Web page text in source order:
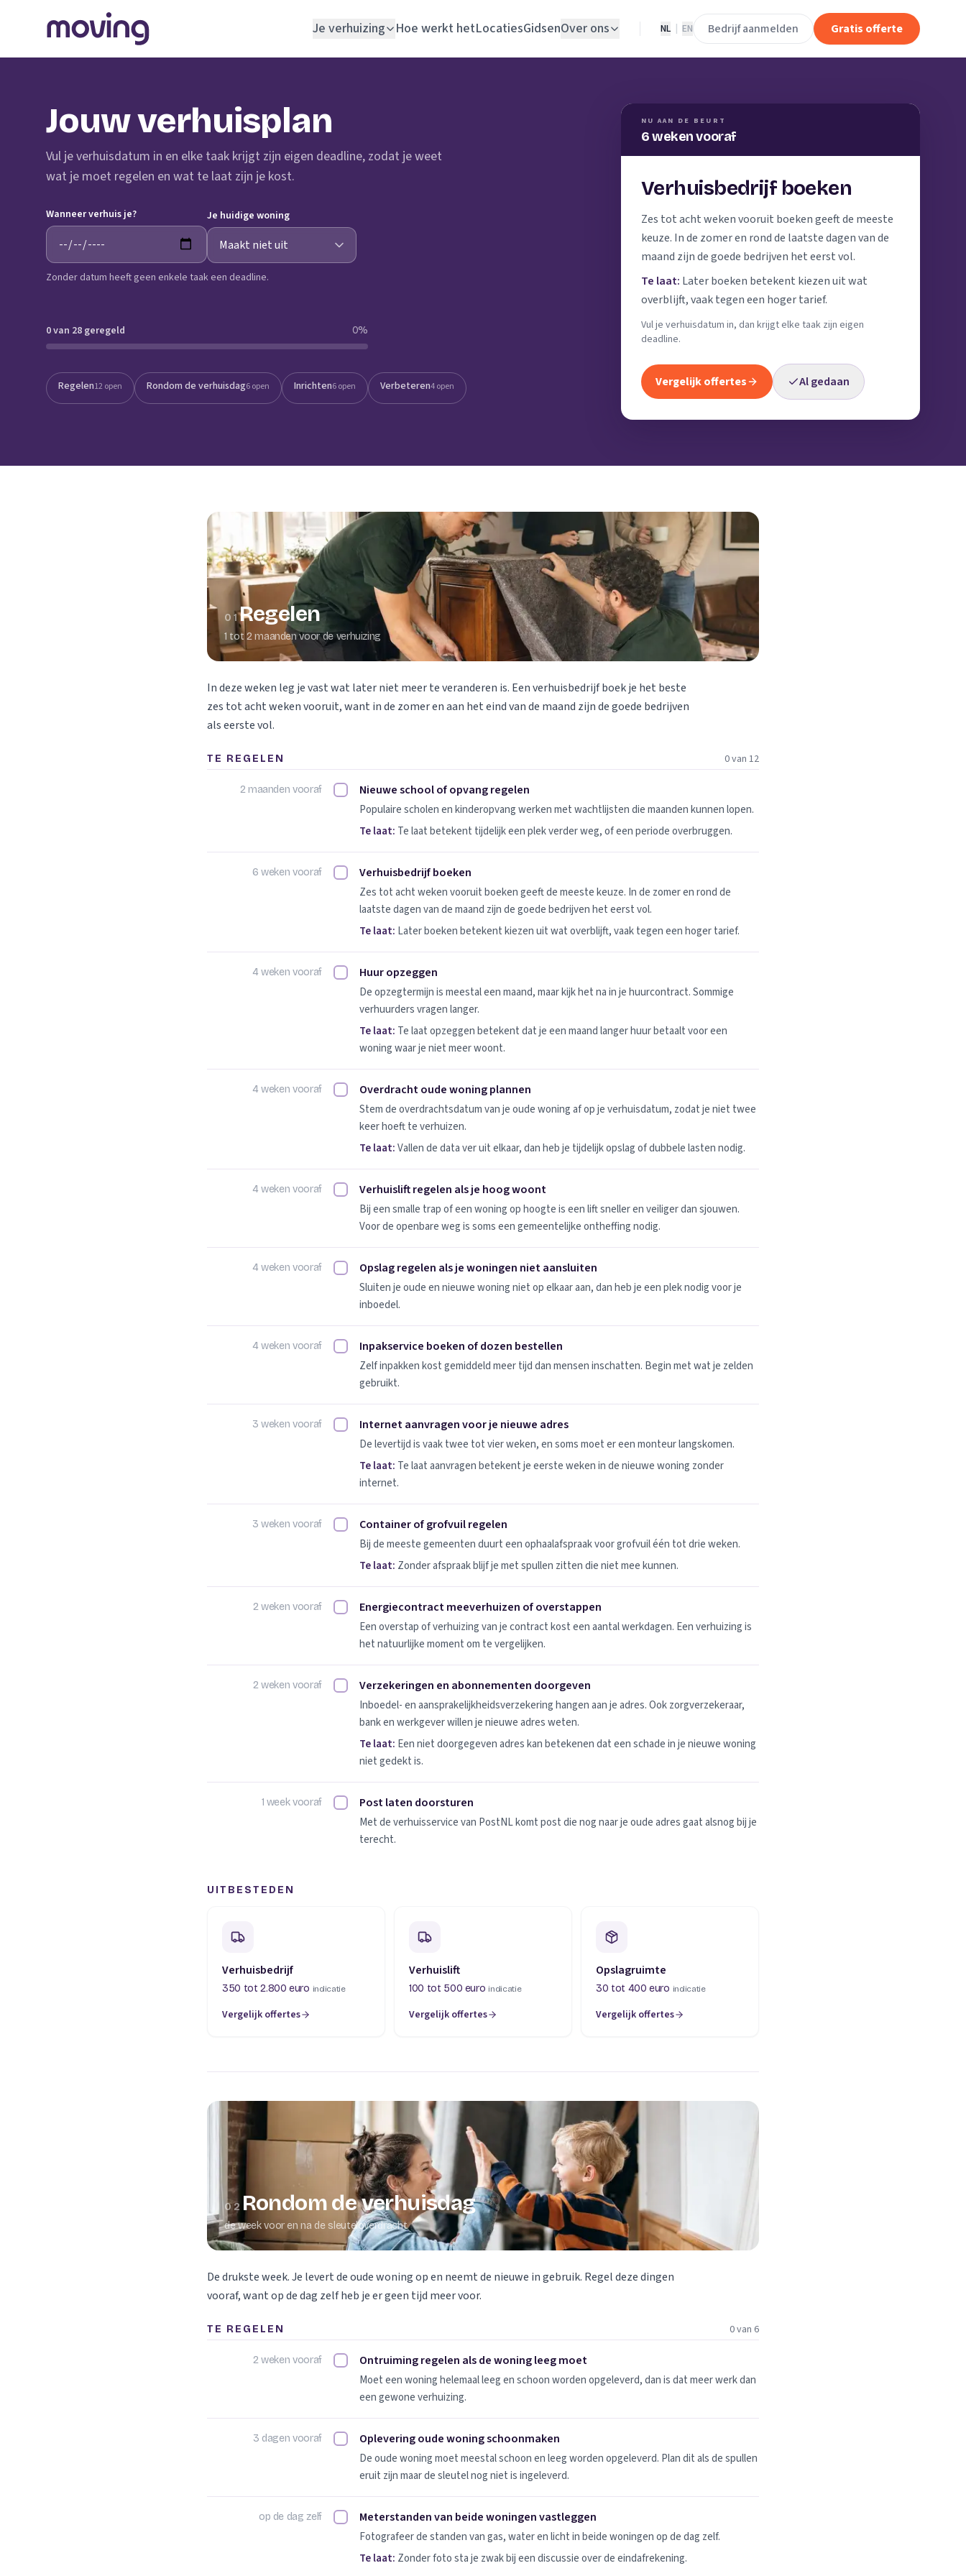
Je verhuizing
Opslagruimte
Schoonmaakbedrijf
Schildersbedrijf
Klusjesman
Loodgieter
Slotenmaker
Hoe werkt hetLocatiesGidsenOver ons NL EN Bedrijf aanmelden Gratis offerte
Jouw verhuisplan
Vul je verhuisdatum in en elke taak krijgt zijn eigen deadline, zodat je weet
wat je moet regelen en wat te laat zijn je kost.
Wanneer verhuis je? Je huidige woning
Zonder datum heeft geen enkele taak een deadline.
NU AAN DE BEURT
6 weken vooraf
Verhuisbedrijf boeken
Zes tot acht weken vooruit boeken geeft de meeste
keuze. In de zomer en rond de laatste dagen van de
maand zijn de goede bedrijven het eerst vol.
Te laat: Later boeken betekent kiezen uit wat
overblijft, vaak tegen een hoger tarief.
Vul je verhuisdatum in, dan krijgt elke taak zijn eigen
deadline.
Vergelijk offertes Al gedaan
0 van 28 geregeld 0%
Regelen12 open Rondom de verhuisdag6 open Inrichten6 open Verbeteren4 open
01Regelen
1 tot 2 maanden voor de verhuizing
In deze weken leg je vast wat later niet meer te veranderen is. Een verhuisbedrijf boek je het beste
zes tot acht weken vooruit, want in de zomer en aan het eind van de maand zijn de goede bedrijven
als eerste vol.
TE REGELEN 0 van 12
2 maanden vooraf Nieuwe school of opvang regelen afvinken
Nieuwe school of opvang regelen
Populaire scholen en kinderopvang werken met wachtlijsten die maanden kunnen lopen.
Te laat: Te laat betekent tijdelijk een plek verder weg, of een periode overbruggen.
6 weken vooraf Verhuisbedrijf boeken afvinken
Verhuisbedrijf boeken
Zes tot acht weken vooruit boeken geeft de meeste keuze. In de zomer en rond de
laatste dagen van de maand zijn de goede bedrijven het eerst vol.
Te laat: Later boeken betekent kiezen uit wat overblijft, vaak tegen een hoger tarief.
4 weken vooraf Huur opzeggen afvinken
Huur opzeggen
De opzegtermijn is meestal een maand, maar kijk het na in je huurcontract. Sommige
verhuurders vragen langer.
Te laat: Te laat opzeggen betekent dat je een maand langer huur betaalt voor een
woning waar je niet meer woont.
4 weken vooraf Overdracht oude woning plannen afvinken
Overdracht oude woning plannen
Stem de overdrachtsdatum van je oude woning af op je verhuisdatum, zodat je niet twee
keer hoeft te verhuizen.
Te laat:Vallen de data ver uit elkaar, dan heb je tijdelijk opslag of dubbele lasten nodig.
4 weken vooraf Verhuislift regelen als je hoog woont afvinken
Verhuislift regelen als je hoog woont
Bij een smalle trap of een woning op hoogte is een lift sneller en veiliger dan sjouwen.
Voor de openbare weg is soms een gemeentelijke ontheffing nodig.
4 weken vooraf Opslag regelen als je woningen niet aansluiten afvinken
Opslag regelen als je woningen niet aansluiten
Sluiten je oude en nieuwe woning niet op elkaar aan, dan heb je een plek nodig voor je
inboedel.
4 weken vooraf Inpakservice boeken of dozen bestellen afvinken
Inpakservice boeken of dozen bestellen
Zelf inpakken kost gemiddeld meer tijd dan mensen inschatten. Begin met wat je zelden
gebruikt.
3 weken vooraf Internet aanvragen voor je nieuwe adres afvinken
Internet aanvragen voor je nieuwe adres
De levertijd is vaak twee tot vier weken, en soms moet er een monteur langskomen.
Te laat: Te laat aanvragen betekent je eerste weken in de nieuwe woning zonder
internet.
3 weken vooraf Container of grofvuil regelen afvinken
Container of grofvuil regelen
Bij de meeste gemeenten duurt een ophaalafspraak voor grofvuil één tot drie weken.
Te laat: Zonder afspraak blijf je met spullen zitten die niet mee kunnen.
2 weken vooraf Energiecontract meeverhuizen of overstappen afvinken
Energiecontract meeverhuizen of overstappen
Een overstap of verhuizing van je contract kost een aantal werkdagen. Een verhuizing is
het natuurlijke moment om te vergelijken.
2 weken vooraf Verzekeringen en abonnementen doorgeven afvinken
Verzekeringen en abonnementen doorgeven
Inboedel- en aansprakelijkheidsverzekering hangen aan je adres. Ook zorgverzekeraar,
bank en werkgever willen je nieuwe adres weten.
Te laat: Een niet doorgegeven adres kan betekenen dat een schade in je nieuwe woning
niet gedekt is.
1 week vooraf Post laten doorsturen afvinken
Post laten doorsturen
Met de verhuisservice van PostNL komt post die nog naar je oude adres gaat alsnog bij je
terecht.
UITBESTEDEN
Verhuisbedrijf
350 tot 2.800 euro indicatie
Vergelijk offertes
(opent in een nieuw tabblad)
Verhuislift
100 tot 500 euro indicatie
Vergelijk offertes
(opent in een nieuw tabblad)
Opslagruimte
30 tot 400 euro indicatie
Vergelijk offertes
(opent in een nieuw tabblad)
02 Rondom de verhuisdag
de week voor en na de sleuteloverdracht
De drukste week. Je levert de oude woning op en neemt de nieuwe in gebruik. Regel deze dingen
vooraf, want op de dag zelf heb je er geen tijd meer voor.
TE REGELEN 0 van 6
2 weken vooraf Ontruiming regelen als de woning leeg moet afvinken
Ontruiming regelen als de woning leeg moet
Moet een woning helemaal leeg en schoon worden opgeleverd, dan is dat meer werk dan
een gewone verhuizing.
3 dagen vooraf Oplevering oude woning schoonmaken afvinken
Oplevering oude woning schoonmaken
De oude woning moet meestal schoon en leeg worden opgeleverd. Plan dit als de spullen
eruit zijn maar de sleutel nog niet is ingeleverd.
op de dag zelf Meterstanden van beide woningen vastleggen afvinken
Meterstanden van beide woningen vastleggen
Fotografeer de standen van gas, water en licht in beide woningen op de dag zelf.
Te laat: Zonder foto sta je zwak bij een discussie over de eindafrekening.